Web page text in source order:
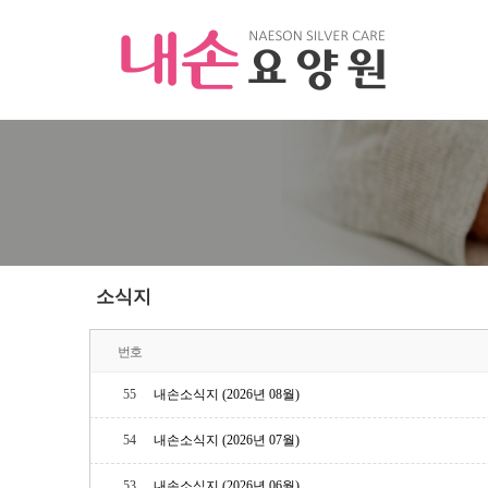
소식지
번호
55 내손소식지 (2026년 08월)
54 내손소식지 (2026년 07월)